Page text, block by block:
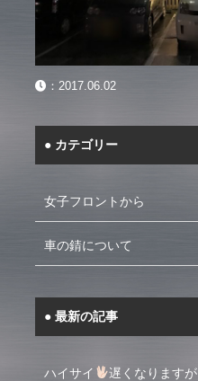
： 2017.06.02
カテゴリー
女子フロントから
車の錆について
最新の記事
ハイサイ
遅くなります